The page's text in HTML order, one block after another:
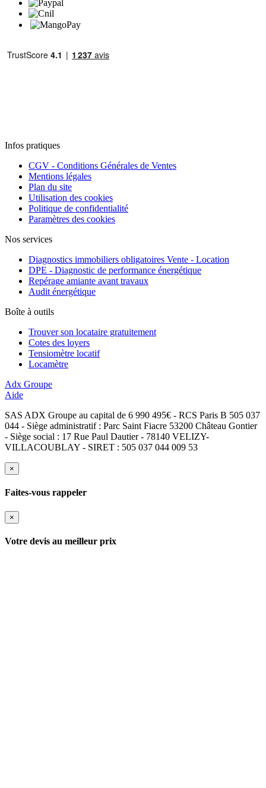
Infos pratiques
CGV - Conditions Générales de Ventes
Mentions légales
Plan du site
Utilisation des cookies
Politique de confidentialité
Paramètres des cookies
Nos services
Diagnostics immobiliers obligatoires Vente - Location
DPE - Diagnostic de performance énergétique
Repérage amiante avant travaux
Audit énergétique
Boîte à outils
Trouver son locataire gratuitement
Cotes des loyers
Tensiomètre locatif
Locamètre
Adx Groupe
Aide
SAS ADX Groupe au capital de 6 990 495€ - RCS Paris B 505 037
044 - Siège administratif : Parc Saint Fiacre 53200 Château Gontier
- Siège social : 17 Rue Paul Dautier - 78140 VELIZY-
VILLACOUBLAY - SIRET : 505 037 044 009 53
×
Faites-vous rappeler
×
Votre devis au meilleur prix